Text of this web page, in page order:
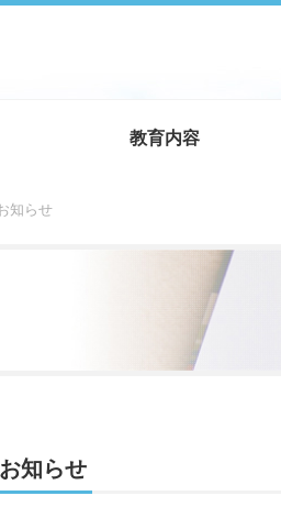
教育内容
知らせ
知らせ